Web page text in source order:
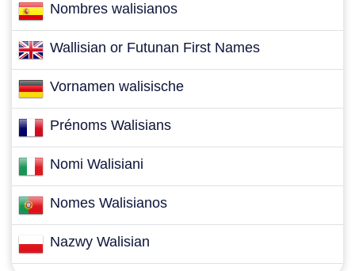
Nombres walisianos
Wallisian or Futunan First Names
Vornamen walisische
Prénoms Walisians
Nomi Walisiani
Nomes Walisianos
Nazwy Walisian